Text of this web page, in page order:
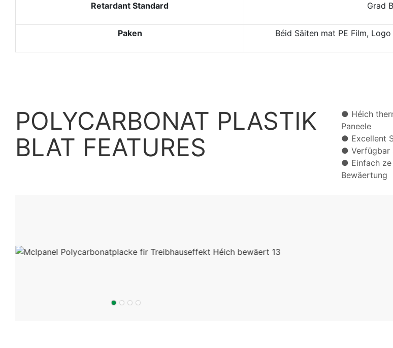
Retardant Standard Grad
Paken Béid Säiten mat PE Film,
POLYCARBONAT PLASTIK
BLAT FEATURES
● Héich
Paneele
● Excellent
● Verfügbar
● Einfach
Bewäertung